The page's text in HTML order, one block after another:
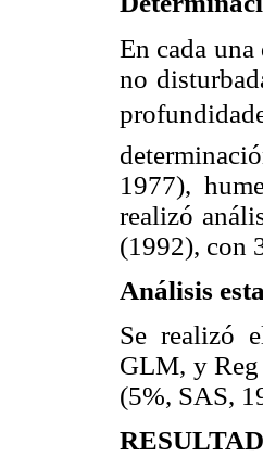
En cada
no
1977),
realizó
(1992), con
Análisis
Se realizó
GLM, y Reg
(5%, SAS,